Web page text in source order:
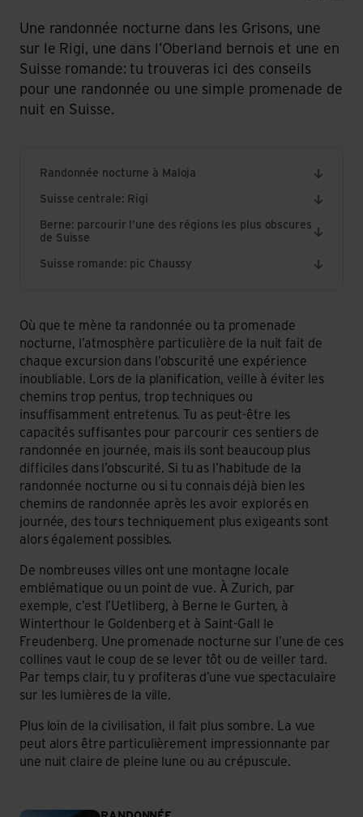
Une randonnée nocturne dans les Grisons, une
sur le Rigi, une dans l’Oberland bernois et une en
Suisse romande: tu trouveras ici des conseils
pour une randonnée ou une simple promenade de
nuit en Suisse.
Randonnée nocturne à Maloja
Suisse centrale: Rigi
Berne: parcourir l’une des régions les plus obscures
de Suisse
Suisse romande: pic Chaussy
Où que te mène ta randonnée ou ta promenade
nocturne, l’atmosphère particulière de la nuit fait de
chaque excursion dans l’obscurité une expérience
inoubliable. Lors de la planification, veille à éviter les
chemins trop pentus, trop techniques ou
insuffisamment entretenus. Tu as peut-être les
capacités suffisantes pour parcourir ces sentiers de
randonnée en journée, mais ils sont beaucoup plus
difficiles dans l’obscurité. Si tu as l’habitude de la
randonnée nocturne ou si tu connais déjà bien les
chemins de randonnée après les avoir explorés en
journée, des tours techniquement plus exigeants sont
alors également possibles.
De nombreuses villes ont une montagne locale
emblématique ou un point de vue. À Zurich, par
exemple, c’est l’Uetliberg, à Berne le Gurten, à
Winterthour le Goldenberg et à Saint-Gall le
Freudenberg. Une promenade nocturne sur l’une de ces
collines vaut le coup de se lever tôt ou de veiller tard.
Par temps clair, tu y profiteras d’une vue spectaculaire
sur les lumières de la ville.
Plus loin de la civilisation, il fait plus sombre. La vue
peut alors être particulièrement impressionnante par
une nuit claire de pleine lune ou au crépuscule.